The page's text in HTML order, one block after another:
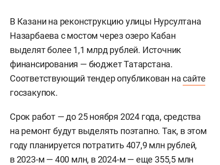
В Казани на реконструкцию улицы Нурсултана
Назарбаева с мостом через озеро Кабан
выделят более 1,1 млрд рублей. Источник
финансирования — бюджет Татарстана.
Соответствующий тендер опубликован насайте
госзакупок.
Срок работ — до 25 ноября 2024 года, средства
на ремонт будут выделять поэтапно. Так, в этом
году планируется потратить 407,9 млн рублей,
в 2023-м — 400 млн, в 2024-м — еще 355,5 млн